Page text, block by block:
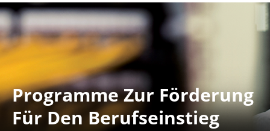
Programme Zur Förderung
Für Den Berufseinstieg